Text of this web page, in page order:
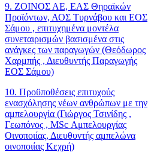
9. ΖΟΙΝΟΣ ΑΕ, ΕΑΣ Θηραϊκών
Προϊόντων, ΑΟΣ Τυρνάβου και ΕΟΣ
Σάμου , επιτυχημένα μοντέλα
συνεταιρισμών βασισμένα στις
ανάγκες των παραγωγών (Θεόδωρος
Χαρμπής , Διευθυντής Παραγωγής
ΕΟΣ Σάμου)
10. Προϋποθέσεις επιτυχούς
ενασχόλησης νέων ανθρώπων με την
αμπελουργία (Γιώργος Τσινίδης ,
Γεωπόνος , MSc Αμπελουργίας
Οινοποιίας, Διευθυντής αμπελώνα
οινοποιίας Κεχρή)